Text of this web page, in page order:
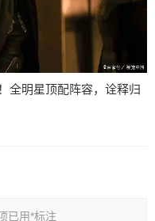
全明星顶配阵容，诠释归
已用*标注